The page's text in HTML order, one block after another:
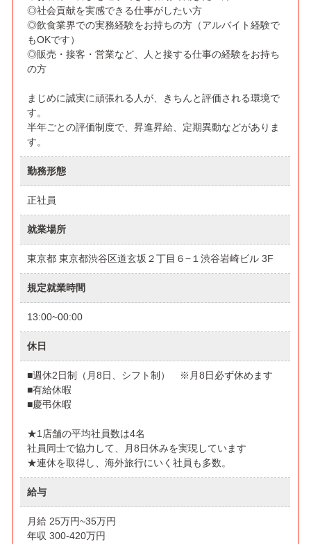
◎社会貢献を実感できる仕事がしたい方
◎飲食業界での実務経験をお持ちの方（アルバイト経験で
もOKです）
◎販売・接客・営業など、人と接する仕事の経験をお持ち
の方
まじめに誠実に頑張れる人が、きちんと評価される環境で
す。
半年ごとの評価制度で、昇進昇給、定期異動などがありま
す。
勤務形態
正社員
就業場所
東京都 東京都渋谷区道玄坂２丁目６−１渋谷岩崎ビル 3F
規定就業時間
13:00~00:00
休日
■週休2日制（月8日、シフト制） ※月8日必ず休めます
■有給休暇
■慶弔休暇
★1店舗の平均社員数は4名
社員同士で協力して、月8日休みを実現しています
★連休を取得し、海外旅行にいく社員も多数。
給与
月給 25万円~35万円
年収 300-420万円